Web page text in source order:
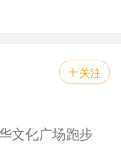
 关注
文化广场跑步